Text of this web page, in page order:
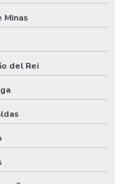
Minas
del Rei